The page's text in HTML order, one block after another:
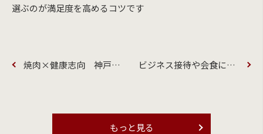
選ぶのが満足度を高めるコツです
焼肉×健康志向 神戸牛はなぜ身体に優しい？大人のための肉選び ビジネス接待や会食に最適な梅田お初天神の神戸牛焼肉専門店
もっと見る